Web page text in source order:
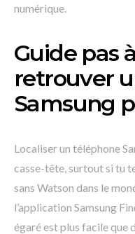
numérique.
Guide pas
retrouver
Samsung
Localiser un téléphone
casse-tête, surtout si tu
sans Watson dans le
l’application Samsung
égaré est plus facile que